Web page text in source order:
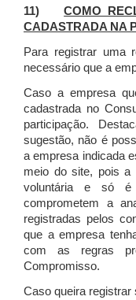
11)COMO
CADASTRADA NA
Para registrar uma
necessário que a
Caso a empresa
cadastrada no
participação.
sugestão, não é
a empresa indicada
meio do site, pois a
voluntária e só é
comprometem a
registradas pelos
que a empresa
com as regras
Compromisso.
Caso queira registrar